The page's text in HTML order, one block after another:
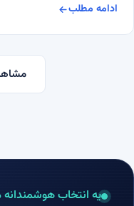
ادامه مطلب
سرور مجازی ویندوز چیست و
یه انتخاب